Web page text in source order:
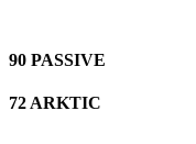
90 PASSIVE
72 ARKTIC